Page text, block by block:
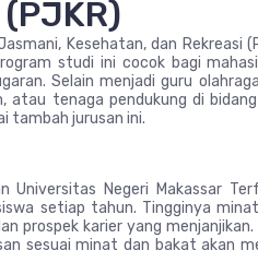
Kesehatan, dan Rekreasi
studi ini cocok bagi
Selain menjadi guru
atau tenaga pendukung di
tambah jurusan ini.
Universitas Negeri Makassar
setiap tahun. Tingginya
prospek karier yang
sesuai minat dan bakat akan